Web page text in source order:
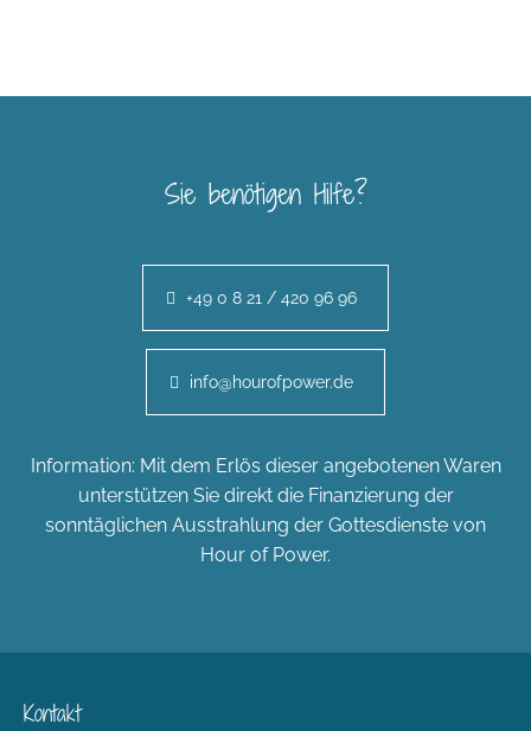
Sie benötigen Hilfe?
+49 0 8 21 / 420 96 96
info@hourofpower.de
Information: Mit dem Erlös dieser angebotenen Waren
unterstützen Sie direkt die Finanzierung der
sonntäglichen Ausstrahlung der Gottesdienste von
Hour of Power.
Kontakt